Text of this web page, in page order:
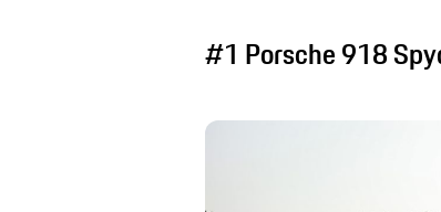
#1 Porsche 918